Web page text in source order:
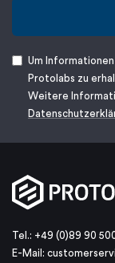
Um
Protolabs zu
Weitere
Tel.: +49 (0)89 90
E-Mail: